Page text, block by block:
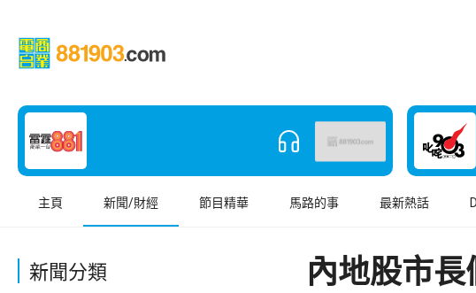
主頁 新聞/財經 節目精華 馬路的事 最新熱話
新聞分類
內地股市